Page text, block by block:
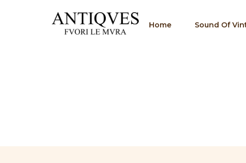
Home Sound Of